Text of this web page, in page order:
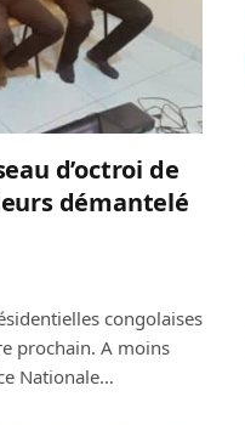
d’octroi de
démantelé
congolaises
prochain. A moins
Nationale…